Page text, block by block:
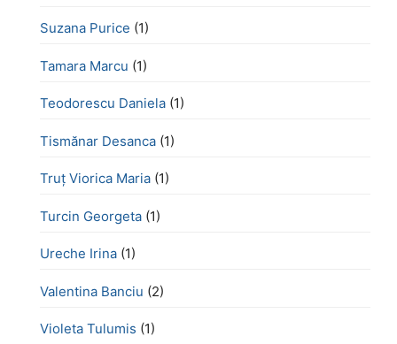
Suzana Purice (1)
Tamara Marcu (1)
Teodorescu Daniela (1)
Tismănar Desanca (1)
Truț Viorica Maria (1)
Turcin Georgeta (1)
Ureche Irina (1)
Valentina Banciu (2)
Violeta Tulumis (1)